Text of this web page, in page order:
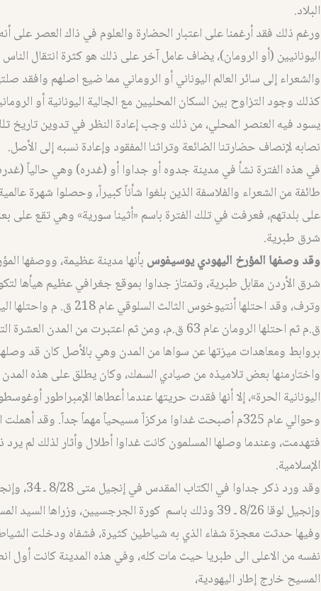
البلاد.
ورغم ذلك فقد أرغمنا على اعتبار الحضارة والعلوم في ذاك العصر على
اليونانيين (أو الرومان)، يضاف عامل آخر على ذلك هو كثرة انتقال
والشعراء إلى سائر العالم اليوناني أو الروماني مما ضيع اصلهم وافقد
كذلك وجود التزاوح بين السكان المحليين مع الجالية اليونانية أو
يسود فيه العنصر المحلي، من ذلك وجب إعادة النظر في تدوين تاريخ
نصابه لإنصاف حضارتنا الضائعة وتراثنا المفقود وإعادة نسبه إلى الأصل.
في هذه الفترة نشأ في مدينة جدوه أو جداوا أو (غدره) وهي حالياً
طائفة من الشعراء والفلاسفة الذين بلغوا شأناً كبيراً، وحصلوا شهرة
شرق طبرية.
وقد وصفها المؤرخ اليهودي يوسيفوس بأنها مدينة عظيمة، ووصفها
شرق الأردن مقابل طبرية، وتمتاز جداوا بموقع جغرافي عظيم هيأها
ق.م ثم احتلها الرومان عام 63 ق.م، ومن ثم اعتبرت من المدن
بروابط ومعاهدات ميزتها عن سواها من المدن وهي بالأصل كان قد
واختارمنها بعض تلاميذه من صيادي السمك، وكان يطلق على هذه المدن
اليونانية الحرة»، إلا أنها فقدت حريتها عندما أعطاها الإمبراطور
وحوالي عام 325م أصبحت غداوا مركزاً مسيحياً مهماً جداً. وقد
فتهدمت، وعندما وصلها المسلمون كانت غداوا أطلال وأثار لذلك لم يرد
الإسلامية.
وإنجيل لوقا 8/26 ـ 39 وذلك باسم كورة الجرجسيين، وزراها
وفيها حدثت معجزة شفاء الذي به شياطين كثيرة، فشفاه ودخلت
نفسه من الاعلى الى طبريا حيث مات كله، وفي هذه المدينة كانت أول
المسيح خارج إطار اليهودية،